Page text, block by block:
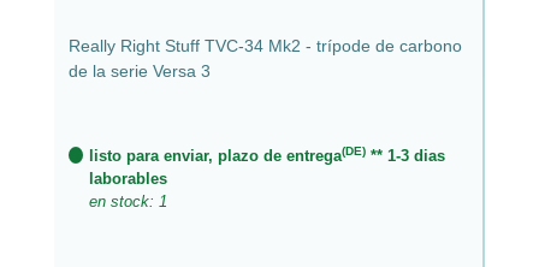
Really Right Stuff TVC-34 Mk2 - trípode de carbono
de la serie Versa 3
listo para enviar, plazo de entrega(DE) ** 1-3 dias
laborables
en stock: 1